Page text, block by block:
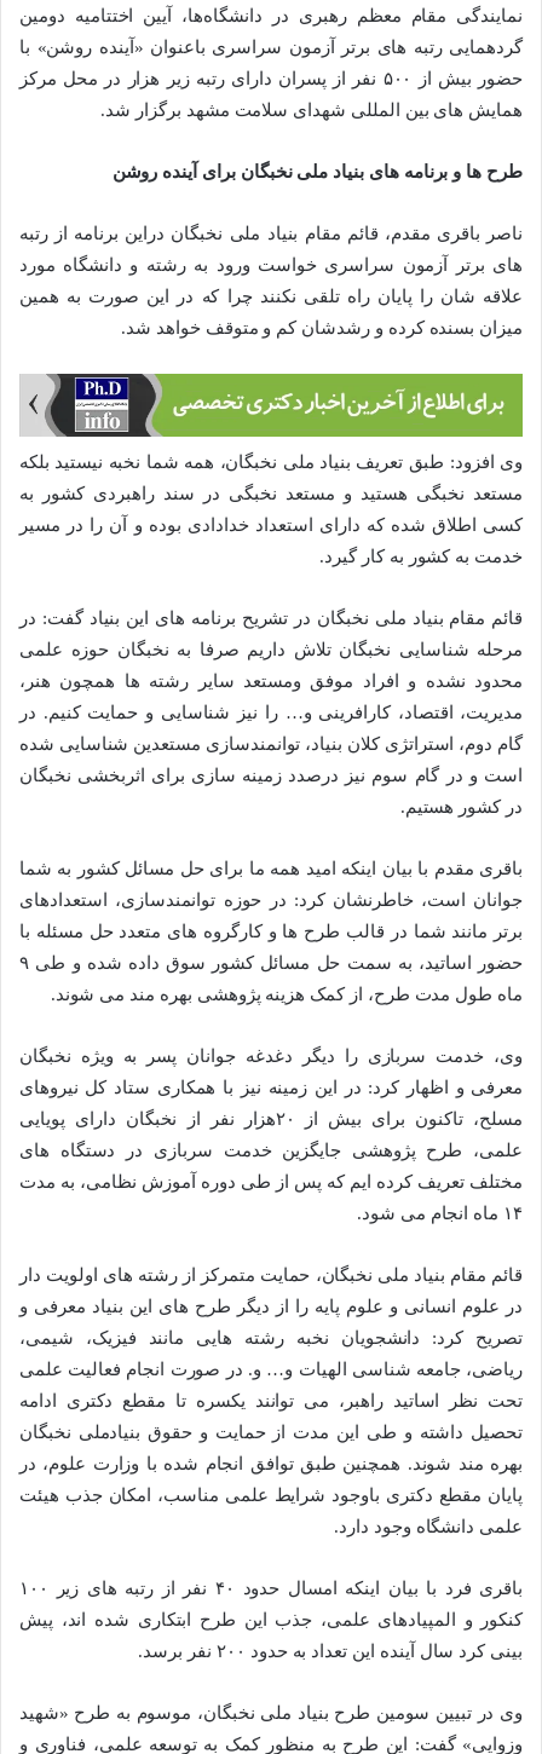
نمایندگی مقام معظم رهبری در دانشگاه‌ها، آیین اختتامیه دومین
گردهمایی رتبه های برتر آزمون سراسری باعنوان «آینده روشن» با
حضور بیش از ۵۰۰ نفر از پسران دارای رتبه زیر هزار در محل مرکز
همایش های بین المللی شهدای سلامت مشهد برگزار شد.
طرح ها و برنامه های بنیاد ملی نخبگان برای آینده روشن
ناصر باقری مقدم، قائم مقام بنیاد ملی نخبگان دراین برنامه از رتبه
های برتر آزمون سراسری خواست ورود به رشته و دانشگاه مورد
علاقه شان را پایان راه تلقی نکنند چرا که در این صورت به همین
میزان بسنده کرده و رشدشان کم و متوقف خواهد شد.
وی افزود: طبق تعریف بنیاد ملی نخبگان، همه شما نخبه نیستید بلکه
مستعد نخبگی هستید و مستعد نخبگی در سند راهبردی کشور به
کسی اطلاق شده که دارای استعداد خدادادی بوده و آن را در مسیر
خدمت به کشور به کار گیرد.
قائم مقام بنیاد ملی نخبگان در تشریح برنامه های این بنیاد گفت: در
مرحله شناسایی نخبگان تلاش داریم صرفا به نخبگان حوزه علمی
محدود نشده و افراد موفق ومستعد سایر رشته ها همچون هنر،
مدیریت، اقتصاد، کارافرینی و… را نیز شناسایی و حمایت کنیم. در
گام دوم، استراتژی کلان بنیاد، توانمندسازی مستعدین شناسایی شده
است و در گام سوم نیز درصدد زمینه سازی برای اثربخشی نخبگان
در کشور هستیم.
باقری مقدم با بیان اینکه امید همه ما برای حل مسائل کشور به شما
جوانان است، خاطرنشان کرد: در حوزه توانمندسازی، استعدادهای
برتر مانند شما در قالب طرح ها و کارگروه های متعدد حل مسئله با
حضور اساتید، به سمت حل مسائل کشور سوق داده شده و طی ۹
ماه طول مدت طرح، از کمک هزینه پژوهشی بهره مند می شوند.
وی، خدمت سربازی را دیگر دغدغه جوانان پسر به ویژه نخبگان
معرفی و اظهار کرد: در این زمینه نیز با همکاری ستاد کل نیروهای
مسلح، تاکنون برای بیش از ۲۰هزار نفر از نخبگان دارای پویایی
علمی، طرح پژوهشی جایگزین خدمت سربازی در دستگاه های
مختلف تعریف کرده ایم که پس از طی دوره آموزش نظامی، به مدت
۱۴ ماه انجام می شود.
قائم مقام بنیاد ملی نخبگان، حمایت متمرکز از رشته های اولویت دار
در علوم انسانی و علوم پایه را از دیگر طرح های این بنیاد معرفی و
تصریح کرد: دانشجویان نخبه رشته هایی مانند فیزیک، شیمی،
ریاضی، جامعه شناسی الهیات و… و. در صورت انجام فعالیت علمی
تحت نظر اساتید راهبر، می توانند یکسره تا مقطع دکتری ادامه
تحصیل داشته و طی این مدت از حمایت و حقوق بنیادملی نخبگان
بهره مند شوند. همچنین طبق توافق انجام شده با وزارت علوم، در
پایان مقطع دکتری باوجود شرایط علمی مناسب، امکان جذب هیئت
علمی دانشگاه وجود دارد.
باقری فرد با بیان اینکه امسال حدود ۴۰ نفر از رتبه های زیر ۱۰۰
کنکور و المپیادهای علمی، جذب این طرح ابتکاری شده اند، پیش
بینی کرد سال آینده این تعداد به حدود ۲۰۰ نفر برسد.
وی در تبیین سومین طرح بنیاد ملی نخبگان، موسوم به طرح «شهید
وزوایی» گفت: این طرح به منظور کمک به توسعه علمی، فناوری و